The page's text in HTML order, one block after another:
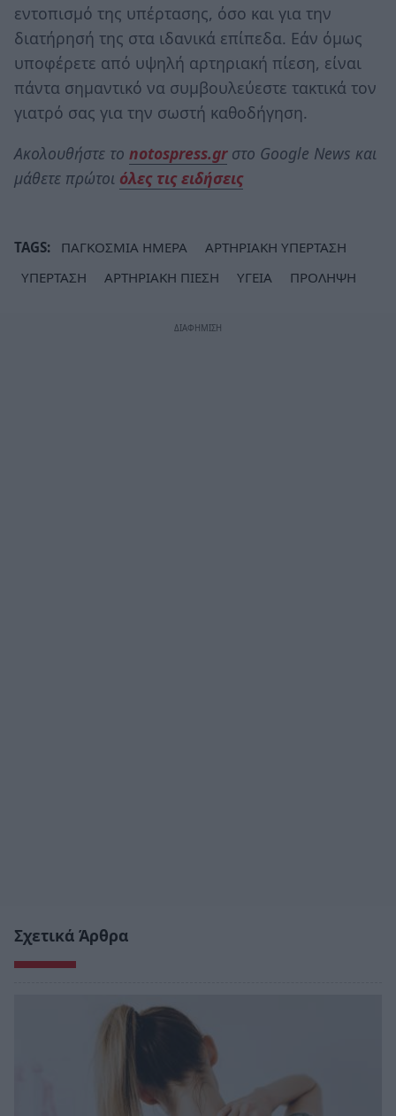
εντοπισμό της υπέρτασης, όσο και για την
διατήρησή της στα ιδανικά επίπεδα. Εάν όμως
υποφέρετε από υψηλή αρτηριακή πίεση, είναι
πάντα σημαντικό να συμβουλεύεστε τακτικά τον
γιατρό σας για την σωστή καθοδήγηση.
Ακολουθήστε το notospress.grστο Google News και
μάθετε πρώτοι όλες τις ειδήσεις
TAGS: ΠΑΓΚΟΣΜΙΑ ΗΜΕΡΑ
ΑΡΤΗΡΙΑΚΗ ΥΠΕΡΤΑΣΗ
ΥΠΕΡΤΑΣΗ
ΑΡΤΗΡΙΑΚΗ ΠΙΕΣΗ ΥΓΕΙΑ ΠΡΟΛΗΨΗ
Σχετικά Άρθρα